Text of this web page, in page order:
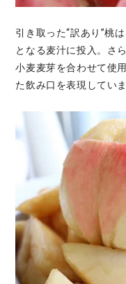
引き取った“訳あり”桃
となる麦汁に投入。さ
小麦麦芽を合わせて使
た飲み口を表現していま